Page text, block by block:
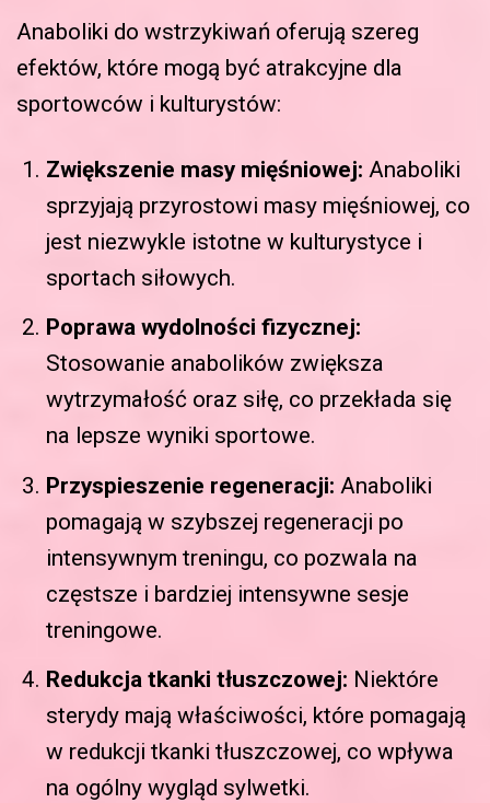
Anaboliki do wstrzykiwań oferują szereg
efektów, które mogą być atrakcyjne dla
sportowców i kulturystów:
Zwiększenie masy mięśniowej: Anaboliki
sprzyjają przyrostowi masy mięśniowej, co
jest niezwykle istotne w kulturystyce i
sportach siłowych.
Poprawa wydolności fizycznej:
Stosowanie anabolików zwiększa
wytrzymałość oraz siłę, co przekłada się
na lepsze wyniki sportowe.
Przyspieszenie regeneracji: Anaboliki
pomagają w szybszej regeneracji po
intensywnym treningu, co pozwala na
częstsze i bardziej intensywne sesje
treningowe.
Redukcja tkanki tłuszczowej: Niektóre
sterydy mają właściwości, które pomagają
w redukcji tkanki tłuszczowej, co wpływa
na ogólny wygląd sylwetki.